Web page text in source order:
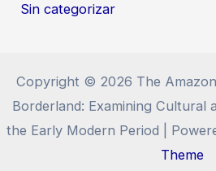
Sin categorizar
Copyright © 2026 The
Borderland: Examining Cultural
the Early Modern Period |
Theme